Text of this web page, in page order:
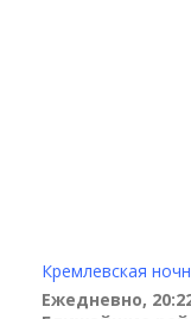
Кремлевская
Ежедневно,